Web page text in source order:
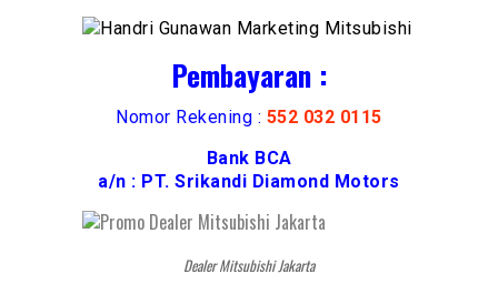
Pembayaran :
Nomor Rekening : 552 032 0115
Bank BCA
a/n : PT. Srikandi Diamond Motors
Dealer Mitsubishi Jakarta